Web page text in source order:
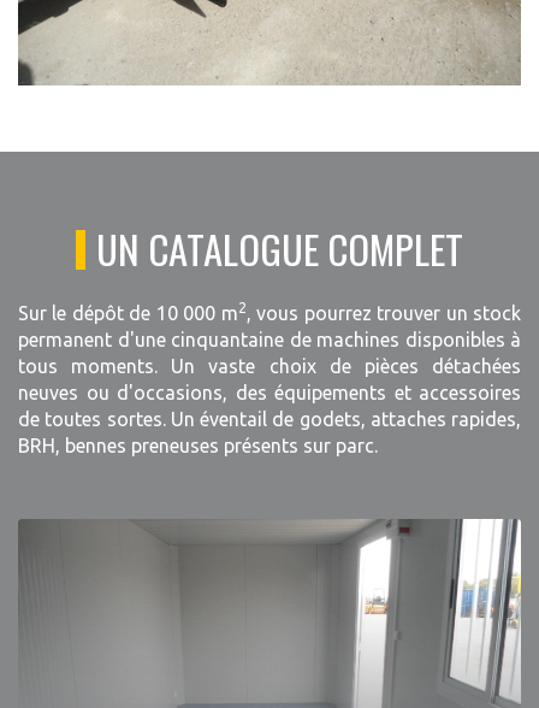
UN CATALOGUE COMPLET
Sur le dépôt de 10 000 m2, vous pourrez trouver un stock
permanent d'une cinquantaine de machines disponibles à
tous moments. Un vaste choix de pièces détachées
neuves ou d'occasions, des équipements et accessoires
de toutes sortes. Un éventail de godets, attaches rapides,
BRH, bennes preneuses présents sur parc.